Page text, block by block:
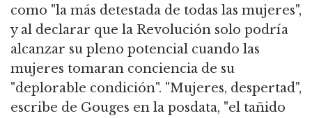
como "la más detestada de todas las mujeres",
y al declarar que la Revolución solo podría
alcanzar su pleno potencial cuando las
mujeres tomaran conciencia de su
"deplorable condición". "Mujeres, despertad",
escribe de Gouges en la posdata, "el tañido